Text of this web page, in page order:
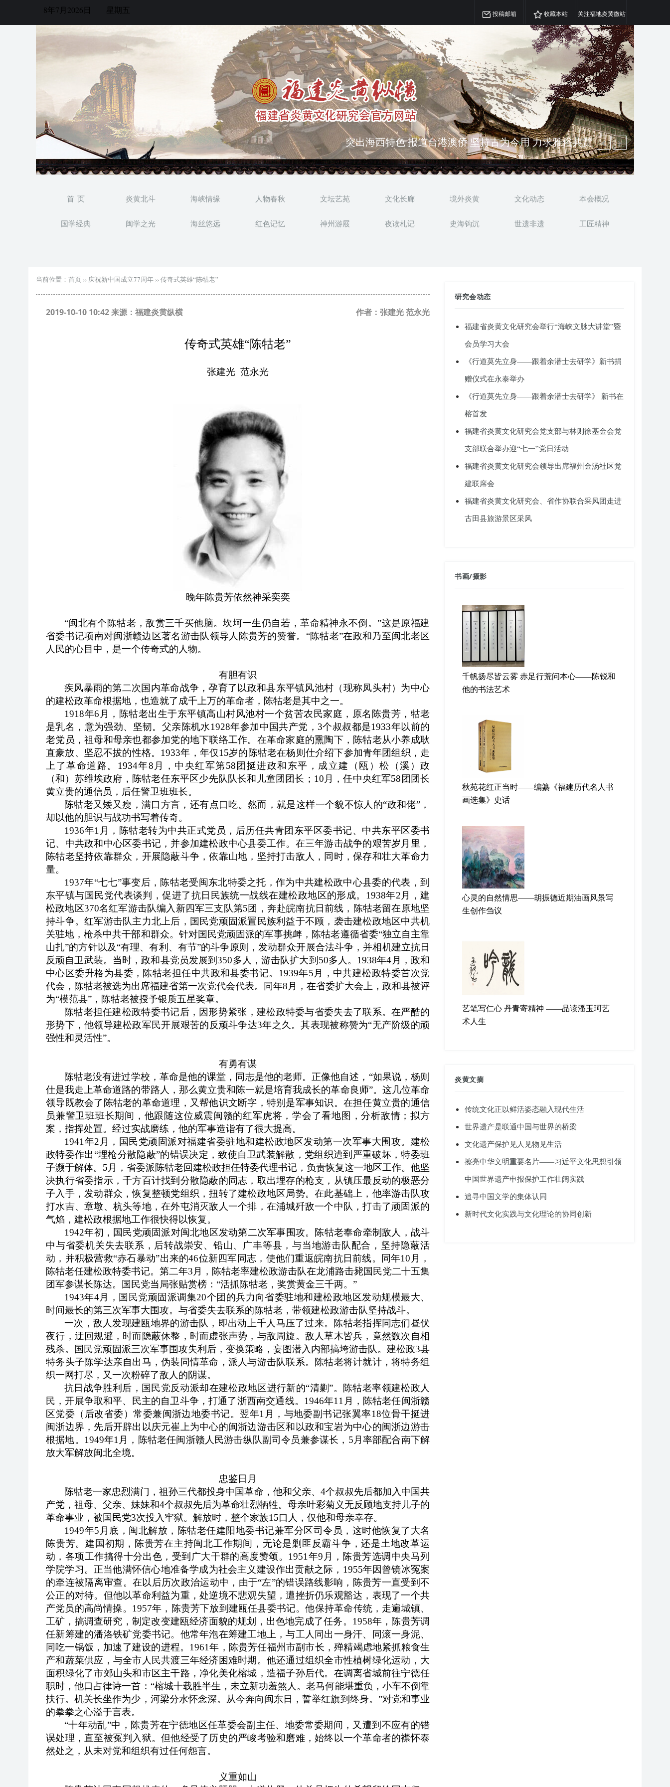
8年7月2026日 星期五 投稿邮箱 收藏本站 关注福地炎黄微站
弘扬优秀文化 振奋民族精神 介绍民族瑰宝 宣传中华精英
突出海西特色 报道台港澳侨 坚持古为今用 力求雅俗共赏
首 页 炎黄北斗 海峡情缘 人物春秋 文坛艺苑 文化长廊 境外炎黄 文化动态 本会概况
国学经典 闽学之光 海丝悠远 红色记忆 神州游屐 夜读札记 史海钩沉 世遗非遗 工匠精神
当前位置： 首页 ›› 庆祝新中国成立77周年 ›› 传奇式英雄“陈牯老”
2019-10-10 10:42 来源：福建炎黄纵横 作者：张建光 范永光
传奇式英雄“陈牯老”
张建光 范永光
晚年陈贵芳依然神采奕奕
“闽北有个陈牯老，敌赏三千买他脑。坎坷一生仍自若，革命精神永不倒。”这是原福建
省委书记项南对闽浙赣边区著名游击队领导人陈贵芳的赞誉。“陈牯老”在政和乃至闽北老区
人民的心目中，是一个传奇式的人物。
有胆有识
疾风暴雨的第二次国内革命战争，孕育了以政和县东平镇风池村（现称凤头村）为中心
的建松政革命根据地，也造就了成千上万的革命者，陈牯老是其中之一。
1918年6月，陈牯老出生于东平镇高山村风池村一个贫苦农民家庭，原名陈贵芳，牯老
是乳名，意为强劲、坚韧。父亲陈机水1928年参加中国共产党，3个叔叔都是1933年以前的
老党员，祖母和母亲也都参加党的地下联络工作。在革命家庭的熏陶下，陈牯老从小养成耿
直豪放、坚忍不拔的性格。1933年，年仅15岁的陈牯老在杨则仕介绍下参加青年团组织，走
上了革命道路。1934年8月，中央红军第58团挺进政和东平，成立建（瓯）松（溪）政
（和）苏维埃政府，陈牯老任东平区少先队队长和儿童团团长；10月，任中央红军58团团长
黄立贵的通信员，后任警卫班班长。
陈牯老又矮又瘦，满口方言，还有点口吃。然而，就是这样一个貌不惊人的“政和佬”，
却以他的胆识与战功书写着传奇。
1936年1月，陈牯老转为中共正式党员，后历任共青团东平区委书记、中共东平区委书
记、中共政和中心区委书记，并参加建松政中心县委工作。在三年游击战争的艰苦岁月里，
陈牯老坚持依靠群众，开展隐蔽斗争，依靠山地，坚持打击敌人，同时，保存和壮大革命力
量。
1937年“七七”事变后，陈牯老受闽东北特委之托，作为中共建松政中心县委的代表，到
东平镇与国民党代表谈判，促进了抗日民族统一战线在建松政地区的形成。1938年2月，建
松政地区370名红军游击队编入新四军三支队第5团，奔赴皖南抗日前线，陈牯老留在原地坚
持斗争。红军游击队主力北上后，国民党顽固派置民族利益于不顾，袭击建松政地区中共机
关驻地，枪杀中共干部和群众。针对国民党顽固派的军事挑衅，陈牯老遵循省委“独立自主靠
山扎”的方针以及“有理、有利、有节”的斗争原则，发动群众开展合法斗争，并相机建立抗日
反顽自卫武装。当时，政和县党员发展到350多人，游击队扩大到50多人。1938年4月，政和
中心区委升格为县委，陈牯老担任中共政和县委书记。1939年5月，中共建松政特委首次党
代会，陈牯老被选为出席福建省第一次党代会代表。同年8月，在省委扩大会上，政和县被评
为“模范县”，陈牯老被授予银质五星奖章。
陈牯老担任建松政特委书记后，因形势紧张，建松政特委与省委失去了联系。在严酷的
形势下，他领导建松政军民开展艰苦的反顽斗争达3年之久。其表现被称赞为“无产阶级的顽
强性和灵活性”。
有勇有谋
陈牯老没有进过学校，革命是他的课堂，同志是他的老师。正像他自述，“如果说，杨则
仕是我走上革命道路的带路人，那么黄立贵和陈一就是培育我成长的革命良师”。这几位革命
领导既教会了陈牯老的革命道理，又帮他识文断字，特别是军事知识。在担任黄立贵的通信
员兼警卫班班长期间，他跟随这位威震闽赣的红军虎将，学会了看地图，分析敌情；拟方
案，指挥处置。经过实战磨练，他的军事造诣有了很大提高。
1941 年2月，国民党顽固派对福建省委驻地和建松政地区发动第一次军事大围攻。建松
政特委作出“埋枪分散隐蔽”的错误决定，致使自卫武装解散，党组织遭到严重破坏，特委班
子濒于解体。5月，省委派陈牯老回建松政担任特委代理书记，负责恢复这一地区工作。他坚
决执行省委指示，千方百计找到分散隐蔽的同志，取出埋存的枪支，从镇压最反动的极恶分
子入手，发动群众，恢复整顿党组织，扭转了建松政地区局势。在此基础上，他率游击队攻
打水吉、章墩、杭头等地，在外屯消灭敌人一个排，在浦城歼敌一个中队，打击了顽固派的
气焰，建松政根据地工作很快得以恢复。
1942年初，国民党顽固派对闽北地区发动第二次军事围攻。陈牯老奉命牵制敌人，战斗
中与省委机关失去联系，后转战崇安、铅山、广丰等县，与当地游击队配合，坚持隐蔽活
动，并积极营救“赤石暴动”出来的46位新四军同志，使他们重返皖南抗日前线。同年10月，
陈牯老任建松政特委书记。第二年3月，陈牯老率建松政游击队在龙浦路击毙国民党二十五集
团军参谋长陈达。国民党当局张贴赏榜：“活抓陈牯老，奖赏黄金三千两。”
1943年4月，国民党顽固派调集20个团的兵力向省委驻地和建松政地区发动规模最大、
时间最长的第三次军事大围攻。与省委失去联系的陈牯老，带领建松政游击队坚持战斗。
一次，敌人发现建瓯地界的游击队，即出动上千人马压了过来。陈牯老指挥同志们昼伏
夜行，迂回规避，时而隐蔽休整，时而虚张声势，与敌周旋。敌人草木皆兵，竟然数次自相
残杀。国民党顽固派三次军事围攻失利后，变换策略，妄图潜入内部搞垮游击队。建松政3县
特务头子陈学达亲自出马，伪装同情革命，派人与游击队联系。陈牯老将计就计，将特务组
织一网打尽，又一次粉碎了敌人的阴谋。
抗日战争胜利后，国民党反动派却在建松政地区进行新的“清剿”。陈牯老率领建松政人
民，开展争取和平、民主的自卫斗争，打通了浙西南交通线。1946年11月，陈牯老任闽浙赣
区党委（后改省委）常委兼闽浙边地委书记。翌年1月，与地委副书记张翼率18位骨干挺进
闽浙边界，先后开辟出以庆元崔上为中心的闽浙边游击区和以政和宝岩为中心的闽浙边游击
根据地。1949年1月，陈牯老任闽浙赣人民游击纵队副司令员兼参谋长，5月率部配合南下解
放大军解放闽北全境。
忠鉴日月
陈牯老一家忠烈满门，祖孙三代都投身中国革命，他和父亲、4个叔叔先后都加入中国共
产党，祖母、父亲、妹妹和4个叔叔先后为革命壮烈牺牲。母亲叶彩菊义无反顾地支持儿子的
革命事业，被国民党3次投入牢狱。解放时，整个家族15口人，仅他和母亲幸存。
1949年5月底，闽北解放，陈牯老任建阳地委书记兼军分区司令员，这时他恢复了大名
陈贵芳。建国初期，陈贵芳在主持闽北工作期间，无论是剿匪反霸斗争，还是土地改革运
动，各项工作搞得十分出色，受到广大干群的高度赞颂。1951年9月，陈贵芳选调中央马列
学院学习。正当他满怀信心地准备学成为社会主义建设作出贡献之际，1955年因曾镜冰冤案
的牵连被隔离审查。在以后历次政治运动中，由于“左”的错误路线影响，陈贵芳一直受到不
公正的对待。但他以革命利益为重，处逆境不悲观失望，遭挫折仍乐观豁达，表现了一个共
产党员的高尚情操。1957年，陈贵芳下放到建瓯任县委书记。他保持革命传统，走遍城镇、
工矿，搞调查研究，制定改变建瓯经济面貌的规划，出色地完成了任务。1958年，陈贵芳调
任新筹建的潘洛铁矿党委书记。他常年泡在筹建工地上，与工人同出一身汗、同滚一身泥、
同吃一锅饭，加速了建设的进程。1961年，陈贵芳任福州市副市长，殚精竭虑地紧抓粮食生
产和蔬菜供应，与全市人民共渡三年经济困难时期。他还通过组织全市性植树绿化运动，大
面积绿化了市郊山头和市区主干路，净化美化榕城，造福子孙后代。在调离省城前往宁德任
职时，他口占律诗一首：“榕城十载胜半生，未立新功羞煞人。老马何能堪重负，小车不倒靠
扶行。机关长坐作为少，河梁分水怀念深。从今奔向闽东日，誓举红旗到终身。”对党和事业
的拳拳之心溢于言表。
“十年动乱”中，陈贵芳在宁德地区任革委会副主任、地委常委期间，又遭到不应有的错
误处理，直至被冤判入狱。但他经受了历史的严峻考验和磨难，始终以一个革命者的襟怀泰
然处之，从未对党和组织有过任何怨言。
义重如山
研究会动态
福建省炎黄文化研究会举行“海峡文脉大讲堂”暨
会员学习大会
《行道莫先立身——跟着余潜士去研学》新书捐
赠仪式在永泰举办
《行道莫先立身——跟着余潜士去研学》 新书在
榕首发
福建省炎黄文化研究会党支部与林则徐基金会党
支部联合举办迎“七一”党日活动
福建省炎黄文化研究会领导出席福州金汤社区党
建联席会
福建省炎黄文化研究会、省作协联合采风团走进
古田县旅游景区采风
书画/摄影
千帆扬尽皆云雾 赤足行荒问本心——陈锐和
他的书法艺术
秋苑花红正当时——编纂《福建历代名人书
画选集》史话
心灵的自然情思——胡振德近期油画风景写
生创作刍议
艺笔写仁心 丹青寄精神 ——品读潘玉珂艺
术人生
炎黄文摘
传统文化正以鲜活姿态融入现代生活
世界遗产是联通中国与世界的桥梁
文化遗产保护见人见物见生活
擦亮中华文明重要名片——习近平文化思想引领
中国世界遗产申报保护工作壮阔实践
追寻中国文学的集体认同
新时代文化实践与文化理论的协同创新